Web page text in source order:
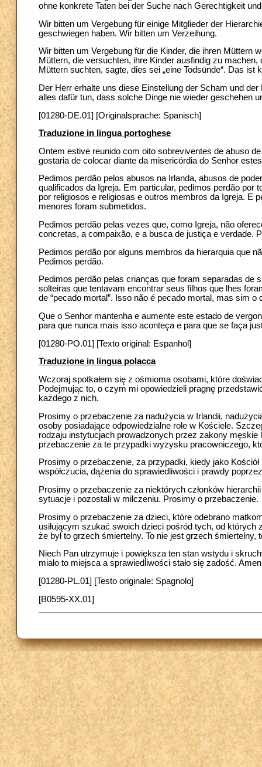
ohne konkrete Taten bei der Suche nach Gerechtigkeit
Wir bitten um Vergebung für einige Mitglieder der
geschwiegen haben. Wir bitten um Verzeihung.
Wir bitten um Vergebung für die Kinder, die ihren Müttern
Müttern, die versuchten, ihre Kinder ausfindig zu
Müttern suchten, sagte, dies sei „eine Todsünde“. Das
Der Herr erhalte uns diese Einstellung der Scham und
alles dafür tun, dass solche Dinge nie wieder geschehen
[01280-DE.01] [Originalsprache: Spanisch]
Traduzione in lingua portoghese
Ontem estive reunido com oito sobreviventes de abuso
gostaria de colocar diante da misericórdia do Senhor
Pedimos perdão pelos abusos na Irlanda, abusos de
qualificados da Igreja. Em particular, pedimos perdão
por religiosos e religiosas e outros membros da Igreja. E
menores foram submetidos.
Pedimos perdão pelas vezes que, como Igreja, não
concretas, a compaixão, e a busca de justiça e verdade.
Pedimos perdão por alguns membros da hierarquia que
Pedimos perdão.
Pedimos perdão pelas crianças que foram separadas
solteiras que tentavam encontrar seus filhos que lhes
de “pecado mortal”. Isso não é pecado mortal, mas sim
Que o Senhor mantenha e aumente este estado de
para que nunca mais isso aconteça e para que se faça
[01280-PO.01] [Texto original: Espanhol]
Traduzione in lingua polacca
Wczoraj spotkałem się z ośmioma osobami, które
Podejmując to, o czym mi opowiedzieli pragnę
każdego z nich.
Prosimy o przebaczenie za nadużycia w Irlandii,
osoby posiadające odpowiedzialne role w Kościele.
rodzaju instytucjach prowadzonych przez zakony męskie
przebaczenie za te przypadki wyzysku pracowniczego,
Prosimy o przebaczenie, za przypadki, kiedy jako
współczucia, dążenia do sprawiedliwości i prawdy
Prosimy o przebaczenie za niektórych członków
sytuacje i pozostali w milczeniu. Prosimy o przebaczenie.
Prosimy o przebaczenie za dzieci, które odebrano
usiłującym szukać swoich dzieci pośród tych, od
że był to grzech śmiertelny. To nie jest grzech
Niech Pan utrzymuje i powiększa ten stan wstydu i
miało to miejsca a sprawiedliwości stało się zadość. Amen
[01280-PL.01] [Testo originale: Spagnolo]
[B0595-XX.01]